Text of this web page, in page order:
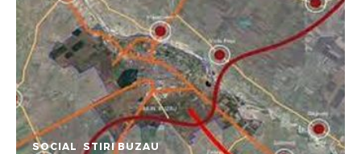
SOCIAL STIRI BUZAU